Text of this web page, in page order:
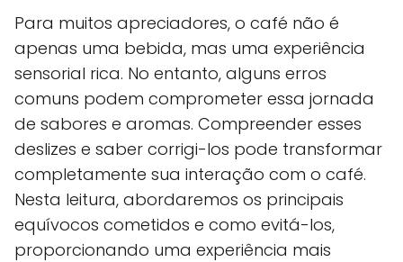
Para muitos apreciadores, o café não é
apenas uma bebida, mas uma experiência
sensorial rica. No entanto, alguns erros
comuns podem comprometer essa jornada
de sabores e aromas. Compreender esses
deslizes e saber corrigi-los pode transformar
completamente sua interação com o café.
Nesta leitura, abordaremos os principais
equívocos cometidos e como evitá-los,
proporcionando uma experiência mais